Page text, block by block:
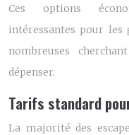
Ces options
intéressantes pour les
nombreuses
dépenser.
Tarifs standard
La majorité des